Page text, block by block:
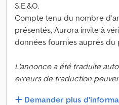
S.E.&O.
Compte tenu du nombre
présentés, Aurora invite à
données fournies auprès du
L'annonce a été traduite
erreurs de traduction
Demander plus